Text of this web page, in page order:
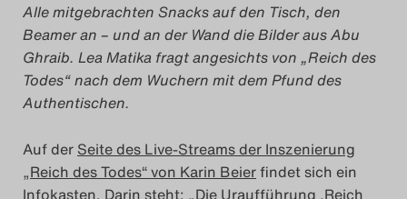
Das Theatertreffen-Blog
2021
Das Theatertreffen-Blog
2022
Das Theatertreffen-Blog
Alle mitgebrachten Snacks auf den Tisch, den
Beamer an – und an der Wand die Bilder aus Abu
Ghraib. Lea Matika fragt angesichts von „Reich des
Todes“ nach dem Wuchern mit dem Pfund des
Authentischen.
Auf der Seite des Live-Streams der Inszenierung
„Reich des Todes“ von Karin Beierfindet sich ein
Infokasten. Darin steht: „Die Uraufführung ‚Reich